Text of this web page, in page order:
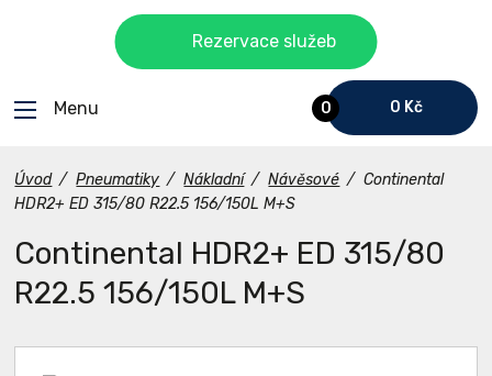
0 0 Kč
Menu
Rezervace služeb
Úvod / Pneumatiky / Nákladní / Návěsové / Continental
HDR2+ ED 315/80 R22.5 156/150L M+S
Continental HDR2+ ED 315/80
R22.5 156/150L M+S